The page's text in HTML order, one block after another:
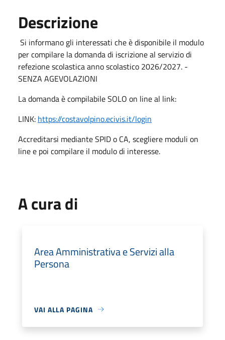
Descrizione
Si informano gli interessati che è disponibile il modulo
per compilare la domanda di iscrizione al servizio di
refezione scolastica anno scolastico 2026/2027. -
SENZA AGEVOLAZIONI
La domanda è compilabile SOLO on line al link:
LINK: https://costavolpino.ecivis.it/login
Accreditarsi mediante SPID o CA, scegliere moduli on
line e poi compilare il modulo di interesse.
A cura di
Area Amministrativa e Servizi alla
Persona
VAI ALLA PAGINA